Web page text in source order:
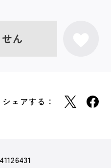
ん
シェアする：